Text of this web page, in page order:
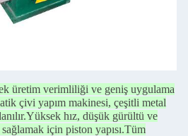
üretim verimliliği ve geniş uygulama
çivi yapım makinesi, çeşitli metal
Yüksek hız, düşük gürültü ve
için piston yapısı.Tüm